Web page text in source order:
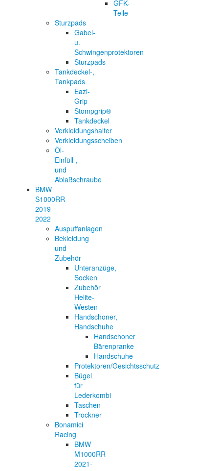
GFK-
Teile
Sturzpads
Gabel-
u.
Schwingenprotektoren
Sturzpads
Tankdeckel-,
Tankpads
Eazi-
Grip
Stompgrip®
Tankdeckel
Verkleidungshalter
Verkleidungsscheiben
Öl-
Einfüll-,
und
Ablaßschraube
BMW
S1000RR
2019-
2022
Auspuffanlagen
Bekleidung
und
Zubehör
Unteranzüge,
Socken
Zubehör
Helite-
Westen
Handschoner,
Handschuhe
Handschoner
Bärenpranke
Handschuhe
Protektoren/Gesichtsschutz
Bügel
für
Lederkombi
Taschen
Trockner
Bonamici
Racing
BMW
M1000RR
2021-